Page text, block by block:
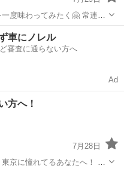
わってみたく🤗 常連の
てみたいと思ってる方、ご
車にノレル
審査に通らない方へ
Ad
方へ！
7月28日
に憧れてるあなたへ！ 東